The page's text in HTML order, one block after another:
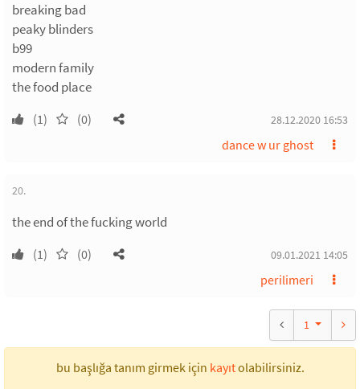
breaking bad
peaky blinders
b99
modern family
the food place
(1) (0) 28.12.2020 16:53
dance w ur ghost
20.
the end of the fucking world
(1) (0) 09.01.2021 14:05
perilimeri
1
bu başlığa tanım girmek için kayıtolabilirsiniz.